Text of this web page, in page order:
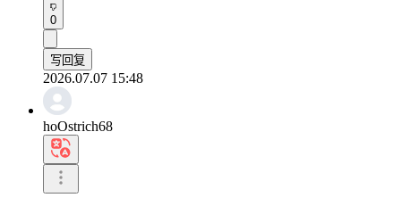
0
写回复
2026.07.07 15:48
hoOstrich68